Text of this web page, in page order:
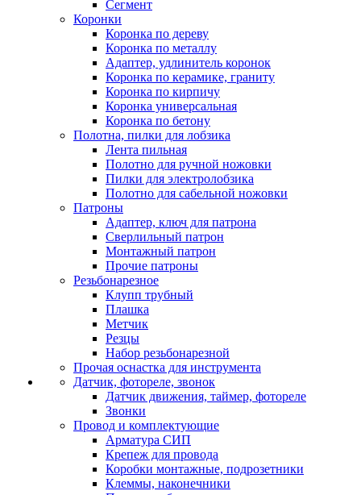
Сегмент
Коронки
Коронка по дереву
Коронка по металлу
Адаптер, удлинитель коронок
Коронка по керамике, граниту
Коронка по кирпичу
Коронка универсальная
Коронка по бетону
Полотна, пилки для лобзика
Лента пильная
Полотно для ручной ножовки
Пилки для электролобзика
Полотно для сабельной ножовки
Патроны
Адаптер, ключ для патрона
Сверлильный патрон
Монтажный патрон
Прочие патроны
Резьбонарезное
Клупп трубный
Плашка
Метчик
Резцы
Набор резьбонарезной
Прочая оснастка для инструмента
Датчик, фотореле, звонок
Датчик движения, таймер, фотореле
Звонки
Провод и комплектующие
Арматура СИП
Крепеж для провода
Коробки монтажные, подрозетники
Клеммы, наконечники